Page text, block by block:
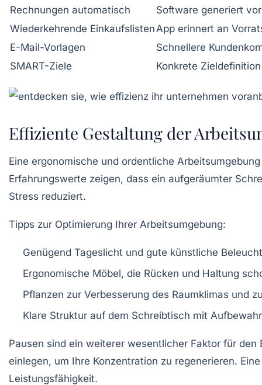
Rechnungen automatisch
Software generiert
Wiederkehrende Einkaufslisten App erinnert an
E-Mail-Vorlagen
Schnellere
SMART-Ziele
Konkrete Zieldefinition
Effiziente Gestaltung der
Eine ergonomische und ordentliche
Erfahrungswerte zeigen, dass ein aufgeräumter
Stress reduziert.
Tipps zur Optimierung Ihrer Arbeitsumgebung:
Genügend Tageslicht und gute künstliche
Ergonomische Möbel, die Rücken und Haltung
Pflanzen zur Verbesserung des Raumklimas und
Klare Struktur auf dem Schreibtisch mit
Pausen sind ein weiterer wesentlicher Faktor für
einlegen, um Ihre Konzentration zu regenerieren.
Leistungsfähigkeit.